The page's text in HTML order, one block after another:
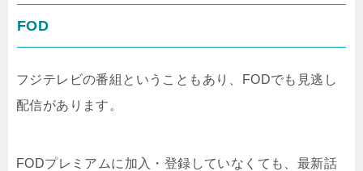
FOD
フジテレビの番組ということもあり、FODでも見逃し
配信があります。
FODプレミアムに加入・登録していなくても、最新話